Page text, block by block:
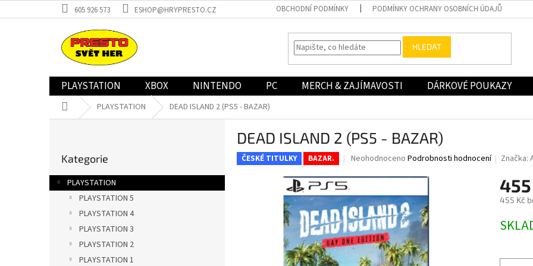
na
605 926 573 ESHOP@HRYPRESTO.CZ OBCHODNÍ PODMÍNKY PODMÍNKY OCHRANY OSOBNÍCH ÚDAJŮ
HLEDAT
PLAYSTATION XBOX NINTENDO PC MERCH & ZAJÍMAVOSTI DÁRKOVÉ POUKAZY
Domů PLAYSTATION DEAD ISLAND 2 (PS5 - BAZAR)
r
a
kategorie
Kategorie
PLAYSTATION
PLAYSTATION 5
PLAYSTATION 4
PLAYSTATION 3
PLAYSTATION 2
PLAYSTATION 1
DEAD ISLAND 2 (PS5 - BAZAR)
ČESKÉ TITULKY BAZAR.
Průměrné
produktu
je
0,0
z
5
hvězdiček.
Neohodnoceno Podrobnosti hodnocení Značka:
455 Kč
cena: